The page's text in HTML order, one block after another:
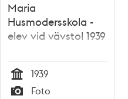
Maria
Husmodersskola -
elev vid vävstol 1939
Tid
1939
Foto